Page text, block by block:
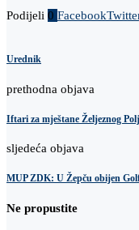
Podijeli 0 Facebook
Urednik
prethodna objava
Iftari za mještane Željeznog
sljedeća objava
MUP ZDK: U Žepču obijen
Ne propustite